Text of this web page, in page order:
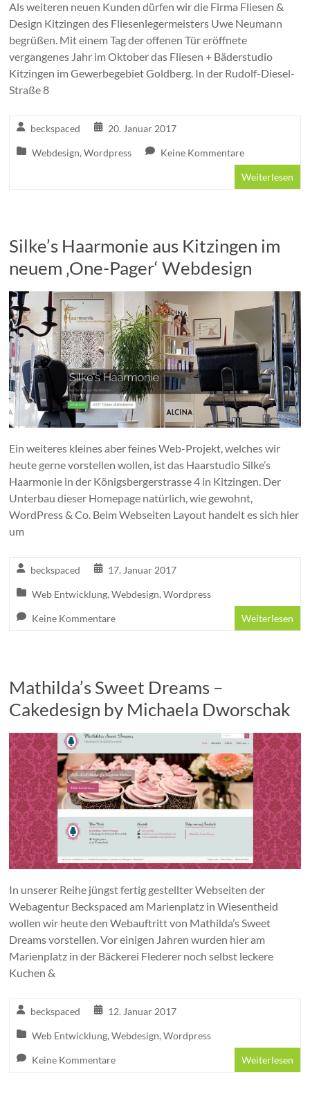
Als weiteren neuen Kunden dürfen wir die Firma Fliesen &
Design Kitzingen des Fliesenlegermeisters Uwe Neumann
begrüßen. Mit einem Tag der offenen Tür eröffnete
vergangenes Jahr im Oktober das Fliesen + Bäderstudio
Kitzingen im Gewerbegebiet Goldberg. In der Rudolf-Diesel-
Straße 8
beckspaced 20. Januar 2017
Webdesign,Wordpress Keine Kommentare
Weiterlesen
Silke’s Haarmonie aus Kitzingen im
neuem ‚One-Pager‘ Webdesign
Ein weiteres kleines aber feines Web-Projekt, welches wir
heute gerne vorstellen wollen, ist das Haarstudio Silke’s
Haarmonie in der Königsbergerstrasse 4 in Kitzingen. Der
Unterbau dieser Homepage natürlich, wie gewohnt,
WordPress & Co. Beim Webseiten Layout handelt es sich hier
um
beckspaced 17. Januar 2017
Web Entwicklung,Webdesign,Wordpress
Keine Kommentare Weiterlesen
Mathilda’s Sweet Dreams –
Cakedesign by Michaela Dworschak
In unserer Reihe jüngst fertig gestellter Webseiten der
Webagentur Beckspaced am Marienplatz in Wiesentheid
wollen wir heute den Webauftritt von Mathilda’s Sweet
Dreams vorstellen. Vor einigen Jahren wurden hier am
Marienplatz in der Bäckerei Flederer noch selbst leckere
Kuchen &
beckspaced 12. Januar 2017
Web Entwicklung,Webdesign,Wordpress
Keine Kommentare Weiterlesen